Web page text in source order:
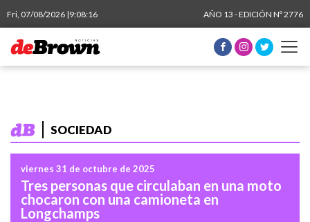
Fri, 07/08/2026 |9:08:17 AÑO 13 - EDICIÓN Nº 2776
SOCIEDAD
viernes 31 de octubre de 2025
Tres personas que circulaban en una moto
chocaron con una camioneta en
Longchamps